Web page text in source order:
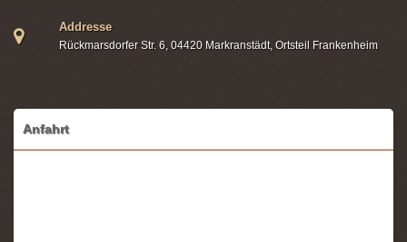
Addresse
Rückmarsdorfer Str. 6, 04420 Markranstädt, Ortsteil Frankenheim
Anfahrt